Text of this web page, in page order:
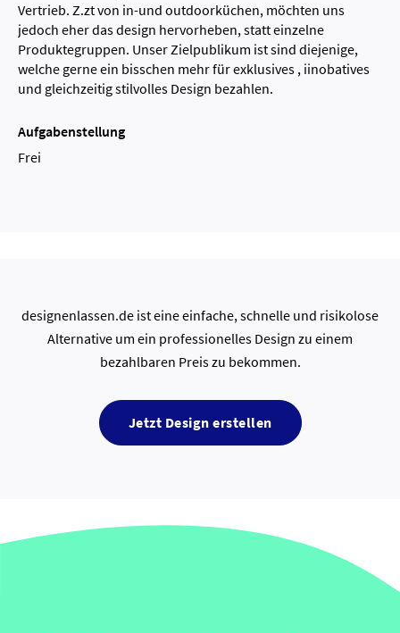
Vertrieb. Z.zt von in-und outdoorküchen, möchten uns
jedoch eher das design hervorheben, statt einzelne
Produktegruppen. Unser Zielpublikum ist sind diejenige,
welche gerne ein bisschen mehr für exklusives , iinobatives
und gleichzeitig stilvolles Design bezahlen.
Aufgabenstellung
Frei
designenlassen.de ist eine einfache, schnelle und risikolose
Alternative um ein professionelles Design zu einem
bezahlbaren Preis zu bekommen.
Jetzt Design erstellen